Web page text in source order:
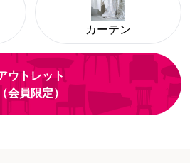
カーテン
ウトレット
（会員限定）